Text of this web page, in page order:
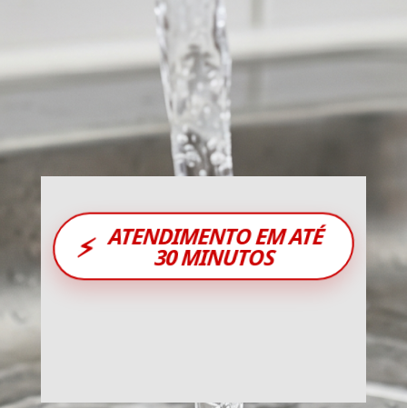
⚡ ATENDIMENTO EM ATÉ
30 MINUTOS